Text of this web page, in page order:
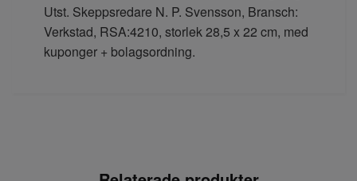
Utst. Skeppsredare N. P. Svensson, Bransch:
Verkstad, RSA:4210, storlek 28,5 x 22 cm, med
kuponger + bolagsordning.